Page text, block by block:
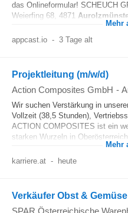
das Onlineformular! SCHEUCH
Weierfing 68, 4871
Mehr
appcast.io - 3 Tage alt
Projektleitung (m/w/d)
Action Composites GmbH -
Wir suchen Verstärkung in
Vollzeit (38,5 Stunden),
ACTION COMPOSITES ist ein
starken Wurzeln in
Mehr
karriere.at - heute
Verkäufer Obst &
SPAR Österreichische